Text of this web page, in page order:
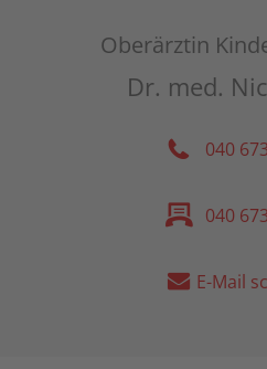
Oberärztin
Dr. med.
040
040
E-Mail